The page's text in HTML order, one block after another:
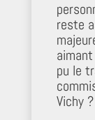
reste
pu le
Vichy ?